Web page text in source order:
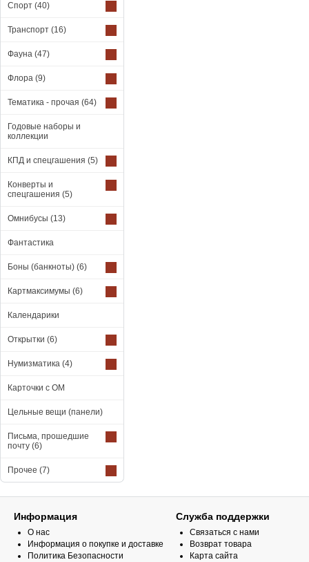
Спорт (40)
Транспорт (16)
Фауна (47)
Флора (9)
Тематика - прочая (64)
Годовые наборы и
коллекции
КПД и спецгашения (5)
Конверты и
спецгашения (5)
Омнибусы (13)
Фантастика
Боны (банкноты) (6)
Картмаксимумы (6)
Календарики
Открытки (6)
Нумизматика (4)
Карточки с ОМ
Цельные вещи (панели)
Письма, прошедшие
почту (6)
Прочее (7)
Информация
О нас
Информация о покупке и доставке
Политика Безопасности
Служба поддержки
Связаться с нами
Возврат товара
Карта сайта